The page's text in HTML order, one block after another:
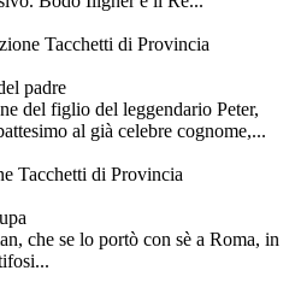
padre
del figlio del leggendario Peter,
al già celebre cognome,...
che se lo portò con sè a Roma, in